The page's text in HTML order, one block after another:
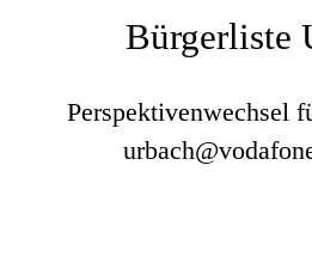
Bürgerliste
Perspektivenwechsel